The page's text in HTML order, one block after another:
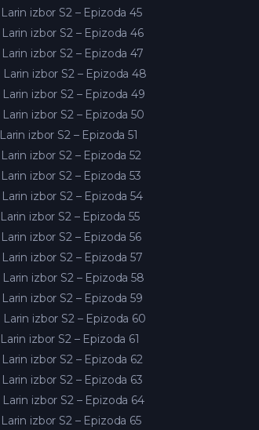
Larin izbor S2 – Epizoda 45
Larin izbor S2 – Epizoda 46
Larin izbor S2 – Epizoda 47
Larin izbor S2 – Epizoda 48
Larin izbor S2 – Epizoda 49
Larin izbor S2 – Epizoda 50
Larin izbor S2 – Epizoda 51
Larin izbor S2 – Epizoda 52
Larin izbor S2 – Epizoda 53
Larin izbor S2 – Epizoda 54
Larin izbor S2 – Epizoda 55
Larin izbor S2 – Epizoda 56
Larin izbor S2 – Epizoda 57
Larin izbor S2 – Epizoda 58
Larin izbor S2 – Epizoda 59
Larin izbor S2 – Epizoda 60
Larin izbor S2 – Epizoda 61
Larin izbor S2 – Epizoda 62
Larin izbor S2 – Epizoda 63
Larin izbor S2 – Epizoda 64
Larin izbor S2 – Epizoda 65